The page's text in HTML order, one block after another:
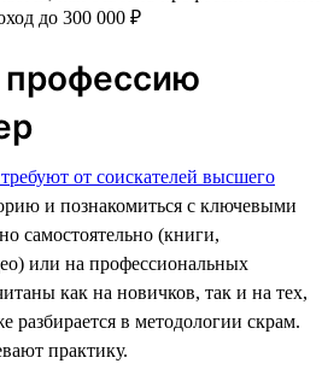
профессию
от соискателей высшего
и познакомиться с ключевыми
самостоятельно (книги,
или на профессиональных
как на новичков, так и на тех,
разбирается в методологии скрам.
практику.